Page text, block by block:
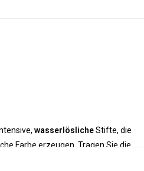
wasserlöslicheStifte, die
Farbe erzeugen. Tragen Sie die